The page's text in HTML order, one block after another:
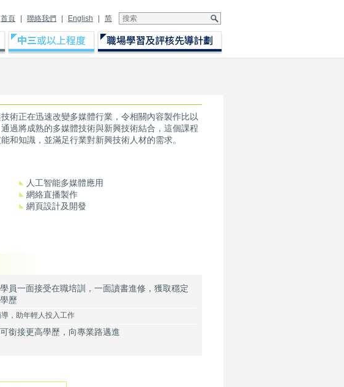
首頁 聯絡我們 English 简
術正在迅速改變多媒體行業，令相關內容製作比以
過將成熟的多媒體技術與新興技術結合，這個課程
和知識，並滿足行業對新興技術人材的需求。
人工智能多媒體應用
網絡直播製作
網頁設計及開發
員一面接受在職培訓，一面讀書進修，獲取穩定
歷
，助年輕人投入工作
銜接更高學歷，向專業路邁進